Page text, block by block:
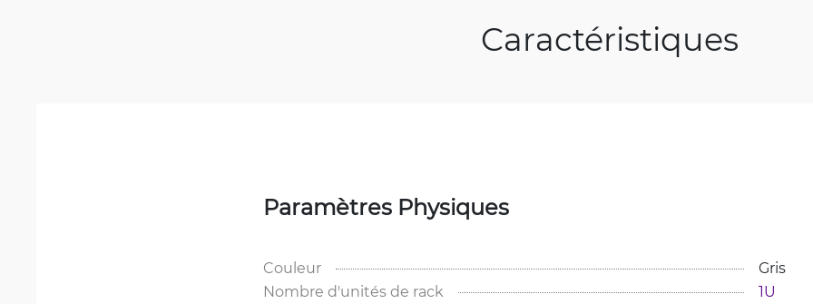
Caractéristiques
Paramètres Physiques
Couleur
Gris
Nombre d'unités de rack
1U